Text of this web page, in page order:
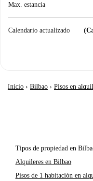
Max. estancia
Calendario actualizado
Inicio › Bilbao › Pisos en
Tipos de propiedad en
Alquileres en Bilbao
Pisos de 1 habitación en